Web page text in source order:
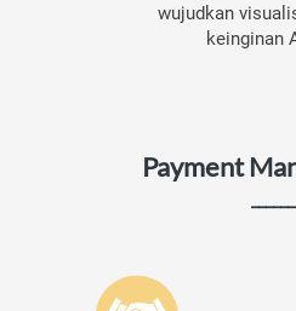
wujudkan
keinginan
Payment